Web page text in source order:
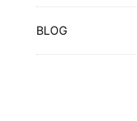
BLOG